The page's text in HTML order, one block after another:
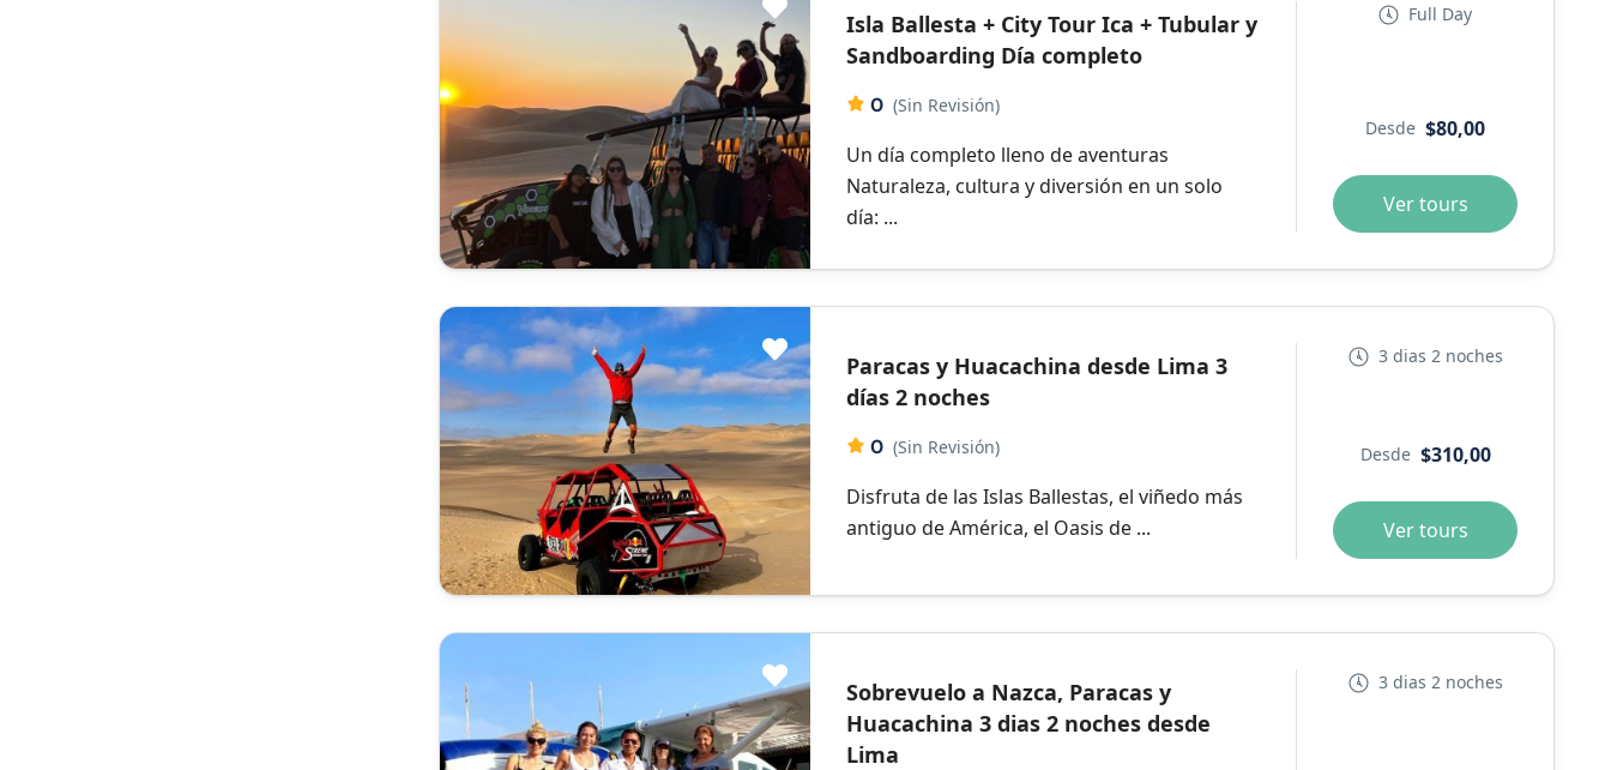
Isla Ballesta + City Tour Ica + Tubular y
Sandboarding Día completo
0 (Sin Revisión)
Un día completo lleno de aventuras
Naturaleza, cultura y diversión en un solo
día: ...
Full Day
Desde $80,00
Ver tours
Paracas y Huacachina desde Lima 3
días 2 noches
0 (Sin Revisión)
Disfruta de las Islas Ballestas, el viñedo más
antiguo de América, el Oasis de ...
3 dias 2 noches
Desde $310,00
Ver tours
Sobrevuelo a Nazca, Paracas y
Huacachina 3 dias 2 noches desde
Lima
3 dias 2 noches